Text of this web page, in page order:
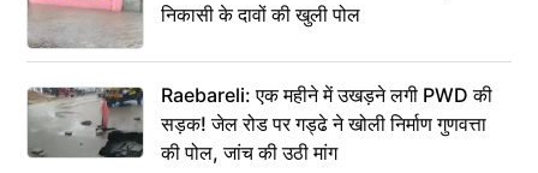
निकासी के दावों की खुली पोल
Raebareli: एक महीने में उखड़ने लगी PWD की
सड़क! जेल रोड पर गड्ढे ने खोली निर्माण गुणवत्ता
की पोल, जांच की उठी मांग